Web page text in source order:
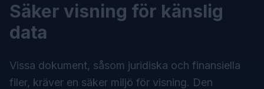
Säker visning för känslig
data
Vissa dokument, såsom juridiska och finansiella
filer, kräver en säker miljö för visning. Den